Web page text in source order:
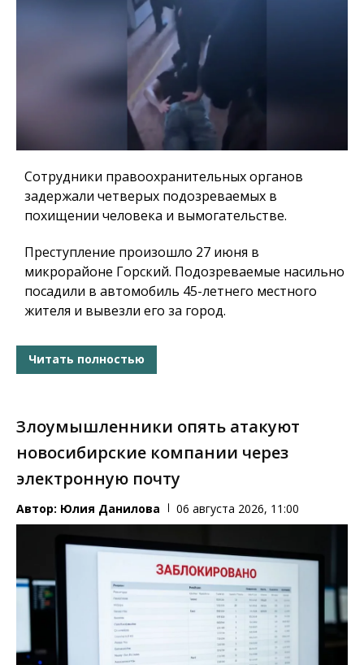
Сотрудники правоохранительных органов
задержали четверых подозреваемых в
похищении человека и вымогательстве.
Преступление произошло 27 июня в
микрорайоне Горский. Подозреваемые насильно
посадили в автомобиль 45-летнего местного
жителя и вывезли его за город.
Читать полностью
Злоумышленники опять атакуют
новосибирские компании через
электронную почту
Автор: Юлия Данилова 06 августа 2026, 11:00